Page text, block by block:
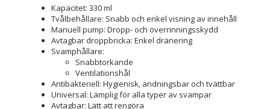
Kapacitet: 330 ml
Tvålbehållare: Snabb och enkel visning av innehåll
Manuell pump: Dropp- och överrinningsskydd
Avtagbar droppbricka: Enkel dränering
Svamphållare:
Snabbtorkande
Ventilationshål
Antibakteriell: Hygienisk, andningsbar och tvättbar
Universal: Lämplig för alla typer av svampar
Avtagbar: Lätt att rengöra